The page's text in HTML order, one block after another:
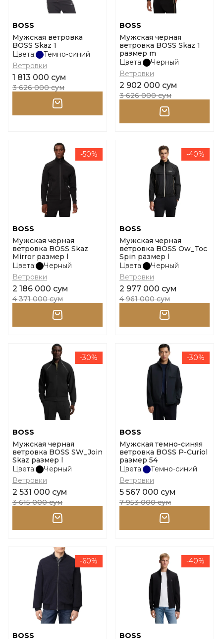
BOSS
Мужская ветровка
BOSS Skaz 1
Цвета:
Темно-синий
Ветровки
1 813 000 сум
3 626 000 сум
BOSS
Мужская черная
ветровка BOSS Skaz 1
размер m
Цвета:
Черный
Ветровки
2 902 000 сум
3 626 000 сум
-50%
BOSS
Мужская черная
ветровка BOSS Skaz
Mirror размер l
Цвета:
Черный
Ветровки
2 186 000 сум
4 371 000 сум
-40%
BOSS
Мужская черная
ветровка BOSS Ow_Toc
Spin размер l
Цвета:
Черный
Ветровки
2 977 000 сум
4 961 000 сум
-30%
BOSS
Мужская черная
ветровка BOSS SW_Join
Skaz размер l
Цвета:
Черный
Ветровки
2 531 000 сум
3 615 000 сум
-30%
BOSS
Мужская темно-синяя
ветровка BOSS P-Curiol
размер 54
Цвета:
Темно-синий
Ветровки
5 567 000 сум
7 953 000 сум
-60%
BOSS
-40%
BOSS